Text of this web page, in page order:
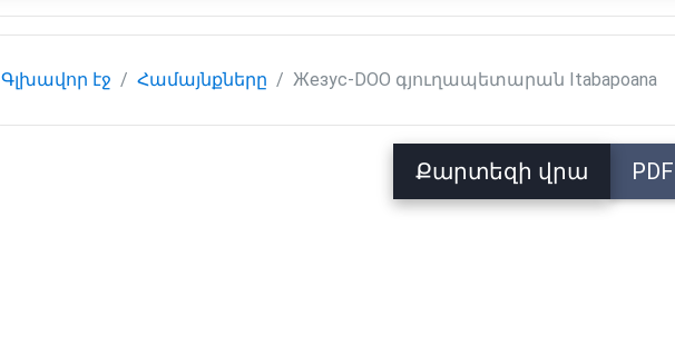
Գլխավոր էջ Համայնքները Жезус-DOO գյուղապետարան Itabapoana
Քարտեզի վրա PDF